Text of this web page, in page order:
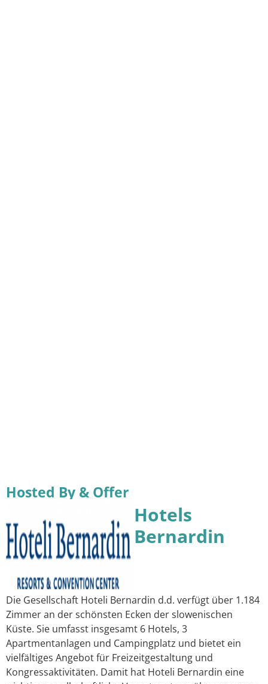
Hosted By & Offer
Hotels
Bernardin
Die Gesellschaft Hoteli Bernardin d.d. verfügt über 1.184
Zimmer an der schönsten Ecken der slowenischen
Küste. Sie umfasst insgesamt 6 Hotels, 3
Apartmentanlagen und Campingplatz und bietet ein
vielfältiges Angebot für Freizeitgestaltung und
Kongressaktivitäten. Damit hat Hoteli Bernardin eine